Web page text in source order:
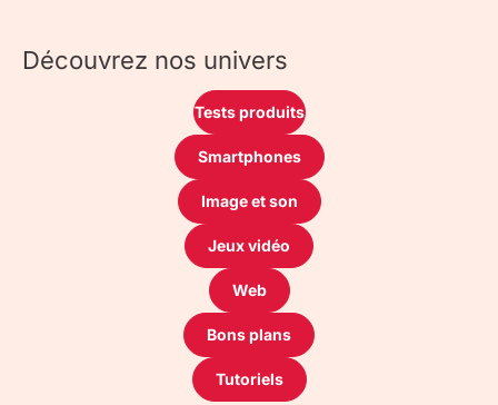
Découvrez nos univers
Tests produits
Smartphones
Image et son
Jeux vidéo
Web
Bons plans
Tutoriels